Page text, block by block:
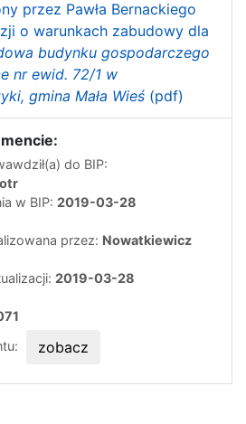
przez Pawła Bernackiego
o warunkach zabudowy dla
budynku gospodarczego
nr ewid. 72/1 w
gmina Mała Wieś (pdf)
do BIP:
w BIP: 2019-03-28
przez: Nowatkiewicz
2019-03-28
zobacz